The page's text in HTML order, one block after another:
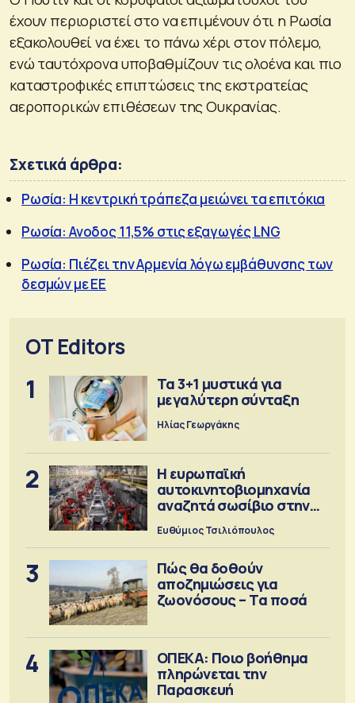
έχουν περιοριστεί στο να επιμένουν ότι η Ρωσία
εξακολουθεί να έχει το πάνω χέρι στον πόλεμο,
ενώ ταυτόχρονα υποβαθμίζουν τις ολοένα και πιο
καταστροφικές επιπτώσεις της εκστρατείας
αεροπορικών επιθέσεων της Ουκρανίας.
Σχετικά άρθρα:
Ρωσία: Η κεντρική τράπεζα μειώνει τα επιτόκια
Ρωσία: Ανοδος 11,5% στις εξαγωγές LNG
Ρωσία: Πιέζει την Αρμενία λόγω εμβάθυνσης των
δεσμών με ΕΕ
OT Editors
1
Τα 3+1 μυστικά για
μεγαλύτερη σύνταξη
Ηλίας Γεωργάκης
2
Η ευρωπαϊκή
αυτοκινητοβιομηχανία
αναζητά σωσίβιο στην
Κίνα
Ευθύμιος Τσιλιόπουλος
3
Πώς θα δοθούν
αποζημιώσεις για
ζωονόσους – Τα ποσά
4
ΟΠΕΚΑ: Ποιο βοήθημα
πληρώνεται την
Παρασκευή